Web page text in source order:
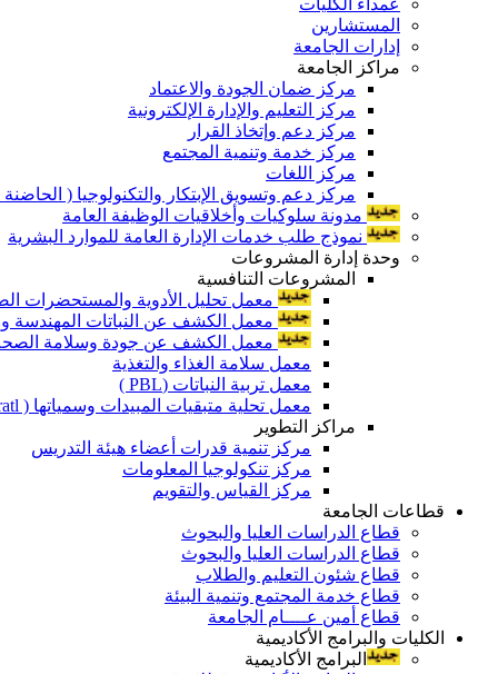
المستشارين
إدارات الجامعة
مراكز الجامعة
مركز ضمان الجودة والاعتماد
مركز التعليم والإدارة الإلكترونية
مركز دعم وإتخاذ القرار
مركز خدمة وتنمية المجتمع
مركز اللغات
مركز دعم وتسويق الإبتكار والتكنولوجيا ( الحاضنة
مدونة سلوكيات وأخلاقيات الوظيفة العامة
نموذج طلب خدمات الإدارة العامة للموارد البشرية
وحدة إدارة المشروعات
المشروعات التنافسية
معمل تحليل الأدوية والمستحضرات
معمل الكشف عن النباتات المهندسة
معمل الكشف عن جودة وسلامة الصحة
معمل سلامة الغذاء والتغذية
معمل تربية النباتات (PBL )
معمل تحلية متبقيات المبيدات وسمياتها ( Pratl )
مراكز التطوير
مركز تنمية قدرات أعضاء هيئة التدريس
مركز تنكولوجيا المعلومات
مركز القياس والتقويم
قطاعات الجامعة
قطاع الدراسات العليا والبحوث
قطاع الدراسات العليا والبحوث
قطاع شئون التعليم والطلاب
قطاع خدمة المجتمع وتنمية البيئة
قطاع أمين عــــام الجامعة
الكليات والبرامج الأكاديمية
البرامج الأكاديمية